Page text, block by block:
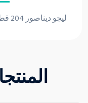
ليجو ديناصور 204 قطعة